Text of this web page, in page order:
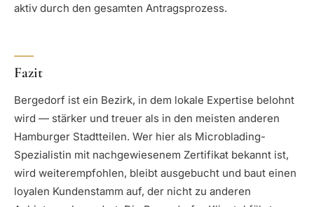
aktiv durch den gesamten Antragsprozess.
Fazit
Bergedorf ist ein Bezirk, in dem lokale Expertise belohnt
wird — stärker und treuer als in den meisten anderen
Hamburger Stadtteilen. Wer hier als Microblading-
Spezialistin mit nachgewiesenem Zertifikat bekannt ist,
wird weiterempfohlen, bleibt ausgebucht und baut einen
loyalen Kundenstamm auf, der nicht zu anderen